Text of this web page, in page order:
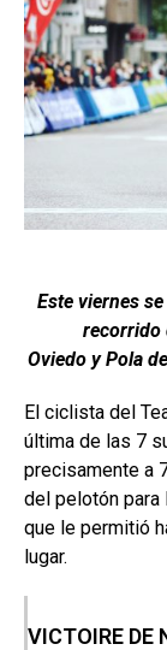
Este viernes
recorrido
Oviedo y Pola
El ciclista del
última de las 7
precisamente a
del pelotón para
que le permitió
lugar.
VICTOIRE DE